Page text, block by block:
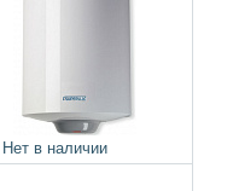
Нет в наличии